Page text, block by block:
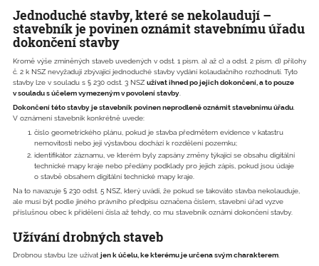
Jednoduché stavby, které se nekolaudují –
stavebník je povinen oznámit stavebnímu úřadu
dokončení stavby
Kromě výše zmíněných staveb uvedených v odst. 1 písm. a) až c) a odst. 2 písm. d) přílohy
č. 2 k NSZ nevyžadují zbývající jednoduché stavby vydání kolaudačního rozhodnutí. Tyto
stavby lze v souladu s § 230 odst. 3 NSZ užívat ihned po jejich dokončení, a to pouze
v souladu s účelem vymezeným v povolení stavby
Dokončení této stavby je stavebník povinen neprodleně oznámit stavebnímu úřadu
V oznámení stavebník konkrétně uvede:
číslo geometrického plánu, pokud je stavba předmětem evidence v katastru
nemovitostí nebo její výstavbou dochází k rozdělení pozemku;
identifikátor záznamu, ve kterém byly zapsány změny týkající se obsahu digitální
technické mapy kraje nebo předány podklady pro jejich zápis, pokud jsou údaje
o stavbě obsahem digitální technické mapy kraje.
Na to navazuje § 230 odst. 5 NSZ, který uvádí, že pokud se takováto stavba nekolauduje,
ale musí být podle jiného právního předpisu označena číslem, stavební úřad vyzve
příslušnou obec k přidělení čísla až tehdy, co mu stavebník oznámí dokončení stavby.
Užívání drobných staveb
Drobnou stavbu lze užívat jen k účelu, ke kterému je určena svým charakterem.